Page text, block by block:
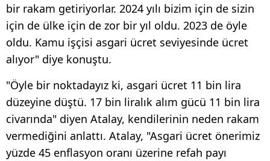
bir rakam getiriyorlar. 2024 yılı bizim için de sizin
için de ülke için de zor bir yıl oldu. 2023 de öyle
oldu. Kamu işçisi asgari ücret seviyesinde ücret
alıyor" diye konuştu.
"Öyle bir noktadayız ki, asgari ücret 11 bin lira
düzeyine düştü. 17 bin liralık alım gücü 11 bin lira
civarında" diyen Atalay, kendilerinin neden rakam
vermediğini anlattı. Atalay, "Asgari ücret önerimiz
yüzde 45 enflasyon oranı üzerine refah payı